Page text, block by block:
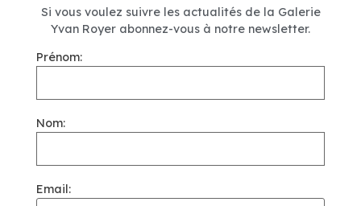
Si vous voulez suivre les actualités de la Galerie
Yvan Royer abonnez-vous à notre newsletter.
Prénom:
Nom:
Email: